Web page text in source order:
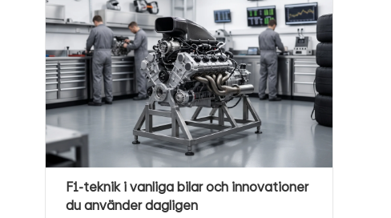
F1-teknik i vanliga bilar och innovationer
du använder dagligen